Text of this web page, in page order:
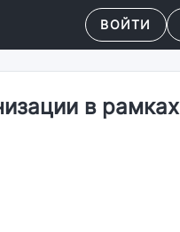
ВОЙТИ
в рамках